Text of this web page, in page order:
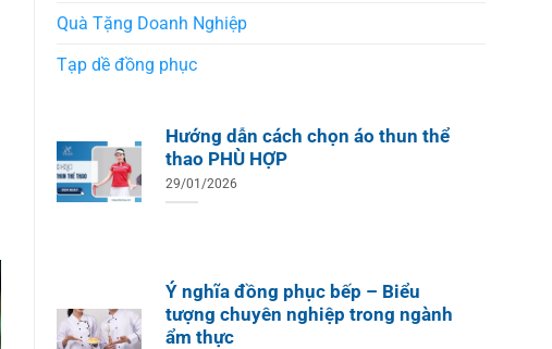
Quà Tặng Doanh Nghiệp
Tạp dề đồng phục
Hướng dẫn cách chọn áo thun thể
thao PHÙ HỢP
29/01/2026
Ý nghĩa đồng phục bếp – Biểu
tượng chuyên nghiệp trong ngành
ẩm thực